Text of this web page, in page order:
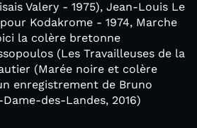
Valery - 1975), Jean-Louis Le
Kodakrome - 1974, Marche
la colère bretonne
(Les Travailleuses de la
(Marée noire et colère
enregistrement de Bruno
des-Landes, 2016)